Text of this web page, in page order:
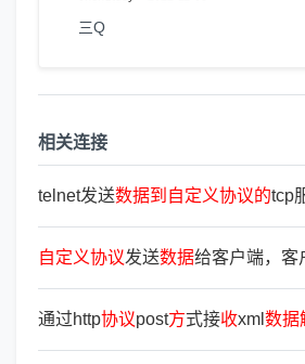
三Q
相关连接
telnet发送数据到 自定义协议的tcp
自定义协议发送数据给客户端，客
通过http协议post方式接收xml 数据